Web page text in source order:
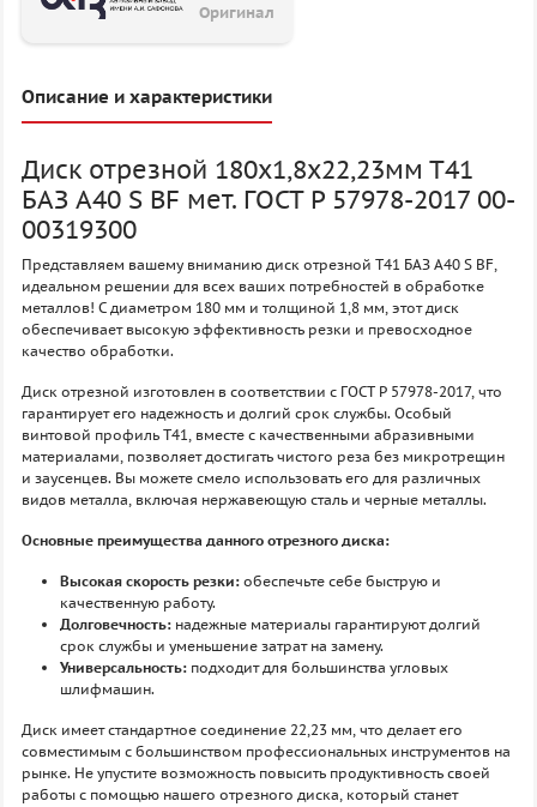
Оригинал
Описание и характеристики
Диск отрезной 180х1,8х22,23мм Т41
БАЗ A40 S BF мет. ГОСТ P 57978-2017 00-
00319300
Представляем вашему вниманию диск отрезной Т41 БАЗ A40 S BF,
идеальном решении для всех ваших потребностей в обработке
металлов! С диаметром 180 мм и толщиной 1,8 мм, этот диск
обеспечивает высокую эффективность резки и превосходное
качество обработки.
Диск отрезной изготовлен в соответствии с ГОСТ P 57978-2017, что
гарантирует его надежность и долгий срок службы. Особый
винтовой профиль T41, вместе с качественными абразивными
материалами, позволяет достигать чистого реза без микротрещин
и заусенцев. Вы можете смело использовать его для различных
видов металла, включая нержавеющую сталь и черные металлы.
Основные преимущества данного отрезного диска:
Высокая скорость резки: обеспечьте себе быструю и
качественную работу.
Долговечность: надежные материалы гарантируют долгий
срок службы и уменьшение затрат на замену.
Универсальность: подходит для большинства угловых
шлифмашин.
Диск имеет стандартное соединение 22,23 мм, что делает его
совместимым с большинством профессиональных инструментов на
рынке. Не упустите возможность повысить продуктивность своей
работы с помощью нашего отрезного диска, который станет